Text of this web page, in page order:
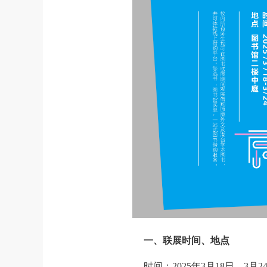
一、联展时间、地点